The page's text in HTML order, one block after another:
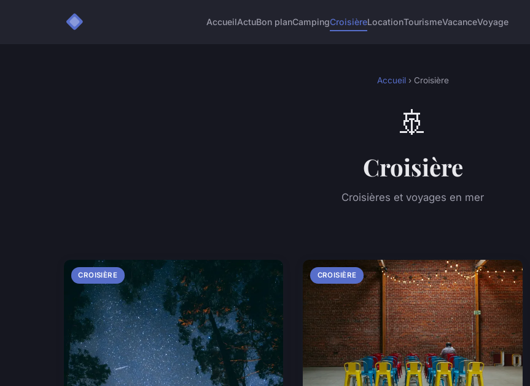
AccueilActuBon planCampingCroisièreLocationTourismeVacanceVoyage
Accueil› Croisière
🚢
Croisière
Croisières et voyages en mer
CROISIÈRE CROISIÈRE